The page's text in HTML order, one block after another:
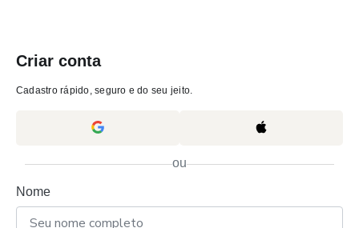
Criar conta
Cadastro rápido, seguro e do seu jeito.
ou
Nome